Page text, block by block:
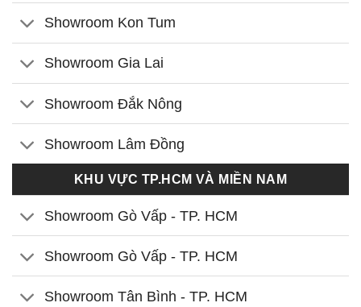
Showroom Kon Tum
Showroom Gia Lai
Showroom Đắk Nông
Showroom Lâm Đồng
KHU VỰC TP.HCM VÀ MIỀN NAM
Showroom Gò Vấp - TP. HCM
Showroom Gò Vấp - TP. HCM
Showroom Tân Bình - TP. HCM